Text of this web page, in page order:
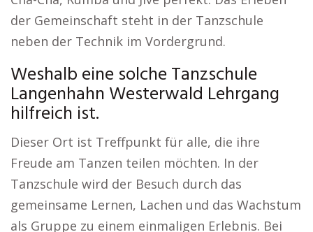
der Gemeinschaft steht in der Tanzschule
neben der Technik im Vordergrund.
Weshalb eine solche Tanzschule
Langenhahn Westerwald Lehrgang
hilfreich ist.
Dieser Ort ist Treffpunkt für alle, die ihre
Freude am Tanzen teilen möchten. In der
Tanzschule wird der Besuch durch das
gemeinsame Lernen, Lachen und das Wachstum
als Gruppe zu einem einmaligen Erlebnis. Bei